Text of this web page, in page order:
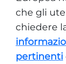
che gli
chiedere
pertinenti